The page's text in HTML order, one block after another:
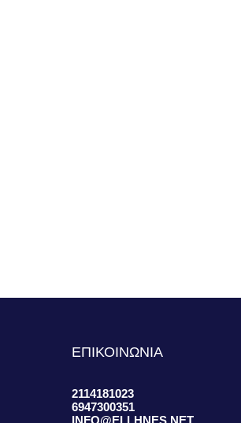
ΕΠΙΚΟΙΝΩΝΙΑ
2114181023
6947300351